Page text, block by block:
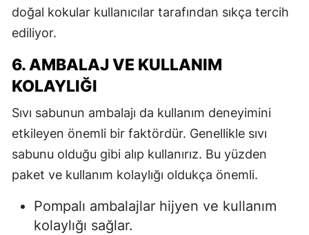
doğal kokular kullanıcılar tarafından sıkça tercih
ediliyor.
6. AMBALAJ VE KULLANIM
KOLAYLIĞI
Sıvı sabunun ambalajı da kullanım deneyimini
etkileyen önemli bir faktördür. Genellikle sıvı
sabunu olduğu gibi alıp kullanırız. Bu yüzden
paket ve kullanım kolaylığı oldukça önemli.
Pompalı ambalajlar hijyen ve kullanım
kolaylığı sağlar.